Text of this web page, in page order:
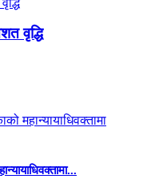
वृद्धि